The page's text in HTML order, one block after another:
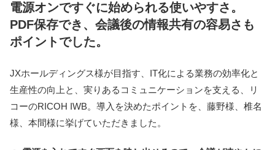
電源オンですぐに始められる使いやすさ。
PDF保存でき、会議後の情報共有の容易さも
ポイントでした。
JXホールディングス様が目指す、IT化による業務の効率化と
生産性の向上と、実りあるコミュニケーションを支える、リ
コーのRICOH IWB。導入を決めたポイントを、藤野様、椎名
様、本間様に挙げていただきました。